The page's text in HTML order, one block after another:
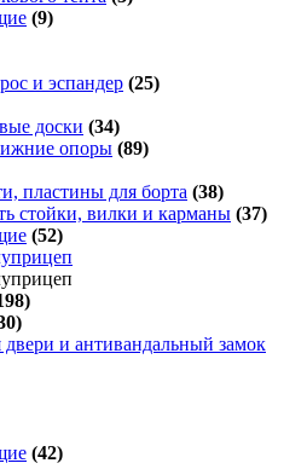
(9)
и эспандер (25)
доски (34)
опоры (89)
пластины для борта (38)
стойки, вилки и карманы (37)
(52)
и антивандальный замок
(42)